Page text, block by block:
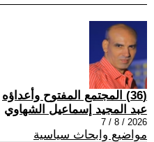
(36) المجتمع المفتوح وأعداؤه
عبد المجيد إسماعيل الشهاوي
2026 / 8 / 7
مواضيع وابحاث سياسية